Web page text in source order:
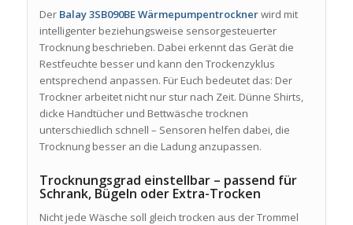
Der Balay 3SB090BE Wärmepumpentrocknerwird mit
intelligenter beziehungsweise sensorgesteuerter
Trocknung beschrieben. Dabei erkennt das Gerät die
Restfeuchte besser und kann den Trockenzyklus
entsprechend anpassen. Für Euch bedeutet das: Der
Trockner arbeitet nicht nur stur nach Zeit. Dünne Shirts,
dicke Handtücher und Bettwäsche trocknen
unterschiedlich schnell – Sensoren helfen dabei, die
Trocknung besser an die Ladung anzupassen.
Trocknungsgrad einstellbar – passend für
Schrank, Bügeln oder Extra-Trocken
Nicht jede Wäsche soll gleich trocken aus der Trommel